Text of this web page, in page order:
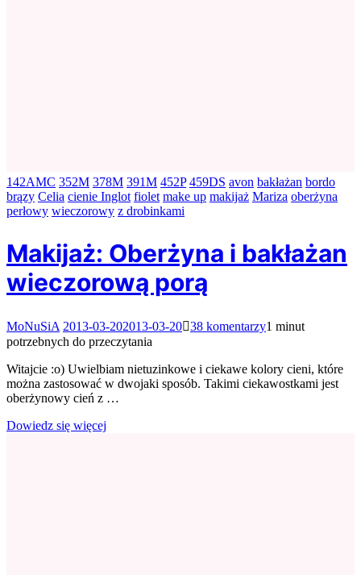
142AMC 352M 378M 391M 452P 459DS avon bakłażan bordo
brązy Celia cienie Inglot fiolet make up makijaż Mariza oberżyna
perłowy wieczorowy z drobinkami
Makijaż: Oberżyna i bakłażan
wieczorową porą
MoNuSiA 2013-03-202013-03-20 38 komentarzydo
i
bakłażan
1 minut
potrzebnych do przeczytania
Witajcie :o) Uwielbiam nietuzinkowe i ciekawe kolory cieni, które
można zastosować w dwojaki sposób. Takimi ciekawostkami jest
oberżynowy cień z …
Dowiedz się więcej